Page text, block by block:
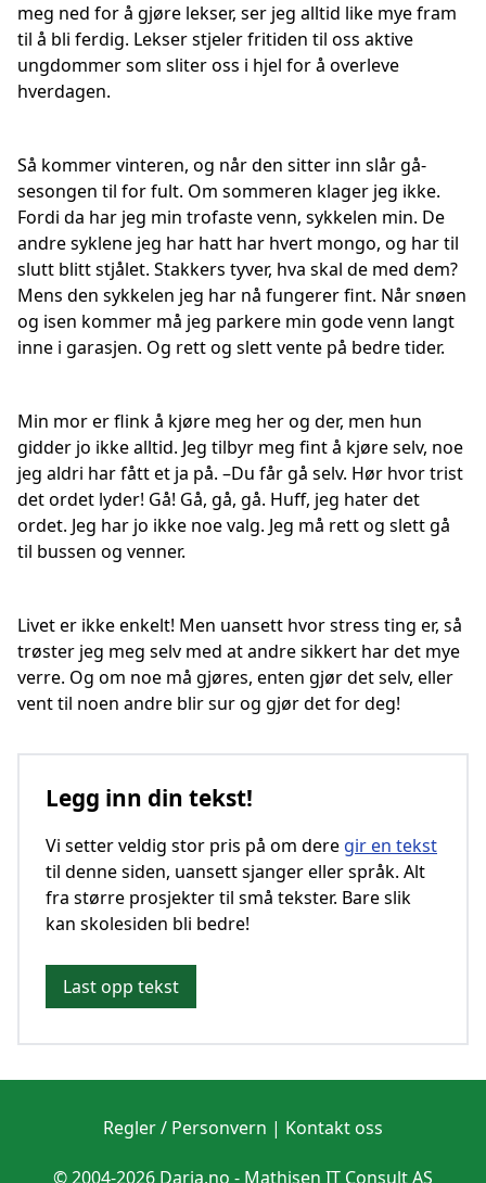
meg ned for å gjøre lekser, ser jeg alltid like mye fram
til å bli ferdig. Lekser stjeler fritiden til oss aktive
ungdommer som sliter oss i hjel for å overleve
hverdagen.
Så kommer vinteren, og når den sitter inn slår gå-
sesongen til for fult. Om sommeren klager jeg ikke.
Fordi da har jeg min trofaste venn, sykkelen min. De
andre syklene jeg har hatt har hvert mongo, og har til
slutt blitt stjålet. Stakkers tyver, hva skal de med dem?
Mens den sykkelen jeg har nå fungerer fint. Når snøen
og isen kommer må jeg parkere min gode venn langt
inne i garasjen. Og rett og slett vente på bedre tider.
Min mor er flink å kjøre meg her og der, men hun
gidder jo ikke alltid. Jeg tilbyr meg fint å kjøre selv, noe
jeg aldri har fått et ja på. –Du får gå selv. Hør hvor trist
det ordet lyder! Gå! Gå, gå, gå. Huff, jeg hater det
ordet. Jeg har jo ikke noe valg. Jeg må rett og slett gå
til bussen og venner.
Livet er ikke enkelt! Men uansett hvor stress ting er, så
trøster jeg meg selv med at andre sikkert har det mye
verre. Og om noe må gjøres, enten gjør det selv, eller
vent til noen andre blir sur og gjør det for deg!
Legg inn din tekst!
Vi setter veldig stor pris på om dere gir en tekst
til denne siden, uansett sjanger eller språk. Alt
fra større prosjekter til små tekster. Bare slik
kan skolesiden bli bedre!
Last opp tekst
Regler / Personvern | Kontakt oss
© 2004-2026 Daria.no - Mathisen IT Consult AS